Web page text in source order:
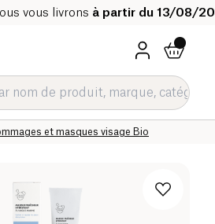
vous livrons à partir du 13/08/
et masques visage Bio
Hygiène & Beauté
bio